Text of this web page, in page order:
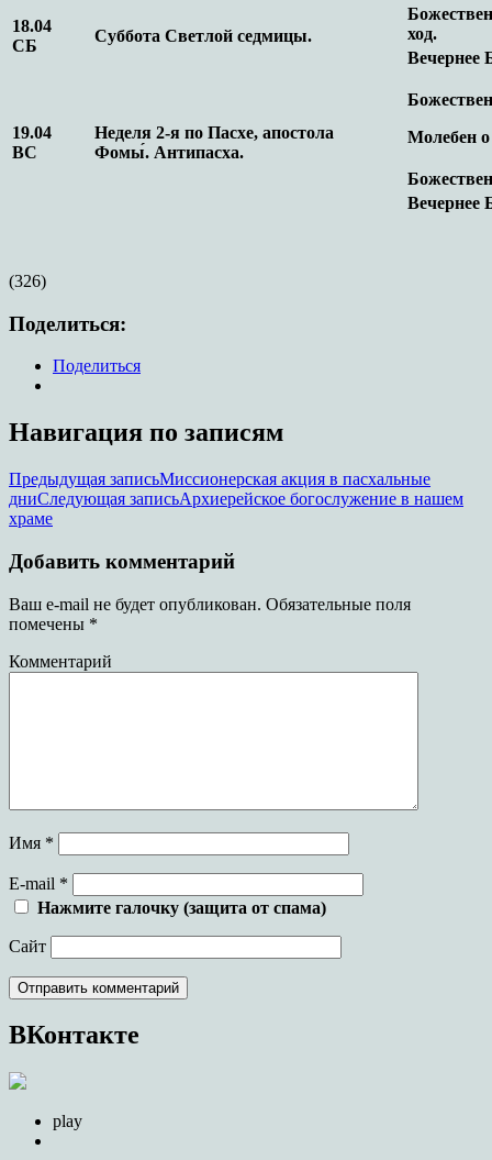
18.04
СБ
Суббота Светлой седмицы.
ход.
Вечернее
19.04
ВС
Неделя 2-я по Пасхе, апостола
Фомы́. Антипасха.
Молебен
Вечернее
(326)
Поделиться:
Поделиться
Навигация по записям
Предыдущая записьМиссионерская акция в пасхальные
дниСледующая записьАрхиерейское богослужение в нашем
храме
Добавить комментарий
Ваш e-mail не будет опубликован. Обязательные поля
помечены *
Комментарий
Имя *
E-mail *
Нажмите галочку (защита от спама)
Сайт
ВКонтакте
play